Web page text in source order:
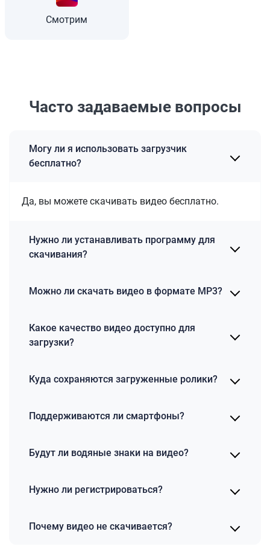
Смотрим
Часто задаваемые вопросы
Могу ли я использовать загрузчик
бесплатно?
Да, вы можете скачивать видео бесплатно.
Нужно ли устанавливать программу для
скачивания?
Можно ли скачать видео в формате MP3?
Какое качество видео доступно для
загрузки?
Куда сохраняются загруженные ролики?
Поддерживаются ли смартфоны?
Будут ли водяные знаки на видео?
Нужно ли регистрироваться?
Почему видео не скачивается?